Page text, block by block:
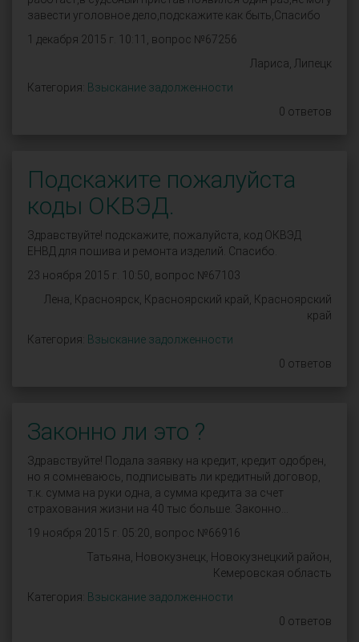
завести уголовное дело,подскажите как быть,Спасибо
1 декабря 2015 г. 10:11, вопрос №67256
Лариса, Липецк
Категория: Взыскание задолженности
0 ответов
Подскажите пожалуйста
коды ОКВЭД.
Здравствуйте! подскажите, пожалуйста, код ОКВЭД
ЕНВД для пошива и ремонта изделий. Спасибо.
23 ноября 2015 г. 10:50, вопрос №67103
Лена, Красноярск, Красноярский край, Красноярский
край
Категория: Взыскание задолженности
0 ответов
Законно ли это ?
Здравствуйте! Подала заявку на кредит, кредит одобрен,
но я сомневаюсь, подписывать ли кредитный договор,
т.к. сумма на руки одна, а сумма кредита за счет
страхования жизни на 40 тыс больше. Законно...
19 ноября 2015 г. 05:20, вопрос №66916
Татьяна, Новокузнецк, Новокузнецкий район,
Кемеровская область
Категория: Взыскание задолженности
0 ответов